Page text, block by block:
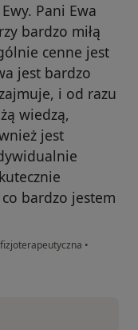
Pani Ewa
bardzo miłą
cenne jest
jest bardzo
i od razu
wiedzą,
jest
bardzo jestem
•